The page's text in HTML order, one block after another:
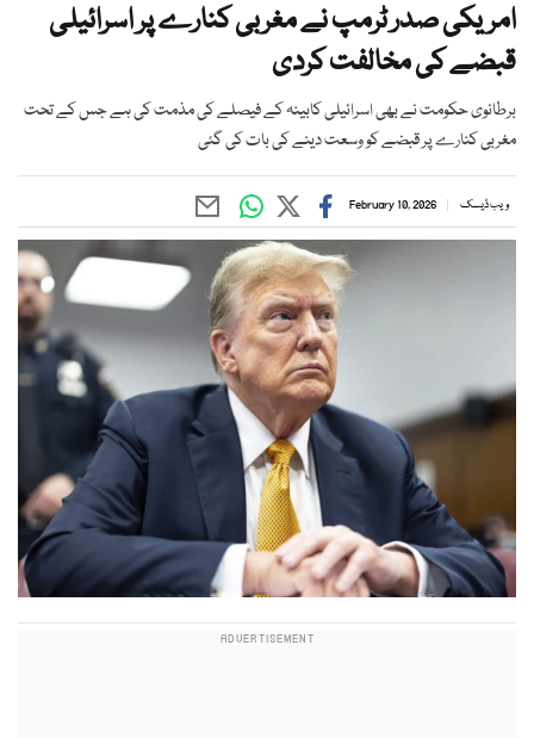
امریکی صدر ٹرمپ نے مغربی کنارے پر اسرائیلی
قبضے کی مخالفت کردی
برطانوی حکومت نے بھی اسرائیلی کابینہ کے فیصلے کی مذمت کی ہے جس کے تحت
مغربی کنارے پر قبضے کو وسعت دینے کی بات کی گئی
ویب ڈیسک February 10, 2026